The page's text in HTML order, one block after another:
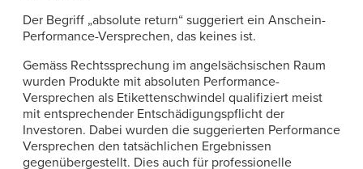
Der Begriff „absolute return“ suggeriert ein Anschein-
Performance-Versprechen, das keines ist.
Gemäss Rechtssprechung im angelsächsischen Raum
wurden Produkte mit absoluten Performance-
Versprechen als Etikettenschwindel qualifiziert meist
mit entsprechender Entschädigungspflicht der
Investoren. Dabei wurden die suggerierten Performance
Versprechen den tatsächlichen Ergebnissen
gegenübergestellt. Dies auch für professionelle